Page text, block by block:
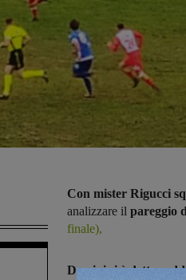
Con mister Rigucci
analizzare il pareggio
finale),
Dossini si è detto